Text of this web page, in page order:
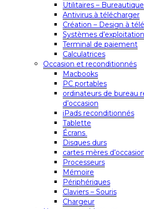
Utilitaires –
Antivirus à télécharger
Création – Design à
Systèmes
Terminal de paiement
Calculatrices
Occasion et reconditionnés
Macbooks
PC portables
ordinateurs de bureau
d’occasion
iPads reconditionnés
Tablette
Écrans
Disques durs
cartes mères
Processeurs
Mémoire
Périphériques
Claviers – Souris
Chargeur